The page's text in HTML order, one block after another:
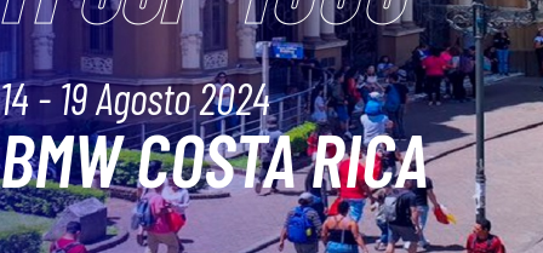
14 - 19 Agosto 2024
BMW COSTA RICA